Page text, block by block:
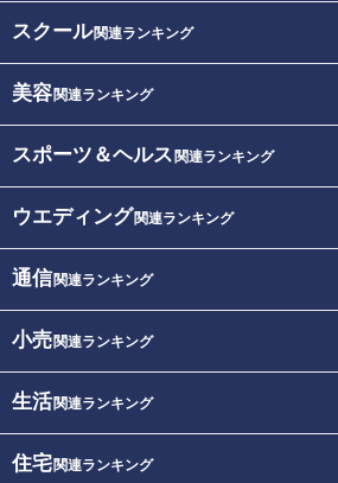
スクール関連ランキング
美容関連ランキング
スポーツ＆ヘルス 関連ランキング
ウエディング関連ランキング
通信関連ランキング
小売関連ランキング
生活関連ランキング
住宅関連ランキング